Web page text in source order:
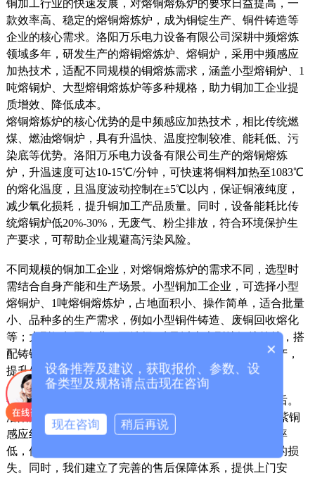
铜加工行业的快速发展，对熔铜熔炼炉的要求日益提高，一
款效率高、稳定的熔铜熔炼炉，成为铜锭生产、铜件铸造等
企业的核心需求。洛阳万乐电力设备有限公司深耕中频熔炼
领域多年，研发生产的熔铜熔炼炉、熔铜炉，采用中频感应
加热技术，适配不同规模的铜熔炼需求，涵盖小型熔铜炉、1
吨熔铜炉、大型熔铜熔炼炉等多种规格，助力铜加工企业提
质增效、降低成本。
熔铜熔炼炉的核心优势的是中频感应加热技术，相比传统燃
煤、燃油熔铜炉，具有升温快、温度控制较准、能耗低、污
染底等优势。洛阳万乐电力设备有限公司生产的熔铜熔炼
炉，升温速度可达10-15℃/分钟，可快速将铜料加热至1083℃
的熔化温度，且温度波动控制在±5℃以内，保证铜液纯度，
减少氧化损耗，提升铜加工产品质量。同时，设备能耗比传
统熔铜炉低20%-30%，无废气、粉尘排放，符合环境保护生
产要求，可帮助企业规避高污染风险。
不同规模的铜加工企业，对熔铜熔炼炉的需求不同，选型时
需结合自身产能和生产场景。小型铜加工企业，可选择小型
熔铜炉、1吨熔铜熔炼炉，占地面积小、操作简单，适合批量
小、品种多的生产需求，例如小型铜件铸造、废铜回收熔化
等；大型铜加工企业，可选择2吨及以上大型熔铜熔炼炉，搭
配铸锭、冷却等辅助设备，实现铜熔炼、加工一体化生产，
提升生产效率，满足规模化生产需求。
很多企业在采购熔铜熔炼炉时，会关注设备的质量和售后。
洛阳万乐电力设备有限公司生产的熔铜熔炼炉，采用T2紫铜
感应线圈、耐温炉衬和节能控制系统，运行稳定，故障率
低，使用寿命长，可长期连续生产，减少设备停机带来的损
失。同时，我们建立了完善的售后保障体系，提供上门安
×
设备推荐及建议，获取报价、参数、设
备类型及规格请点击现在咨询
现在咨询 稍后再说